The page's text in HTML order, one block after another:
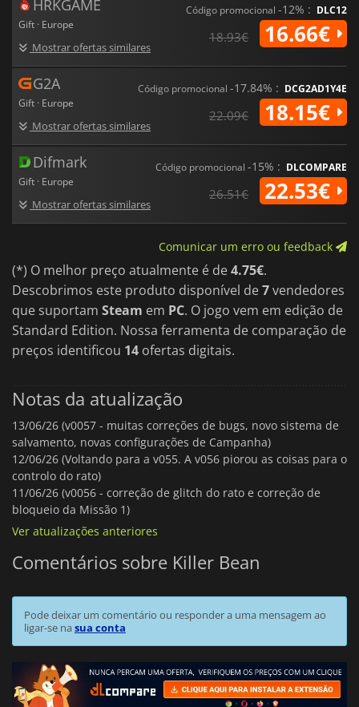
HRKGAME
Gift · Europe
Mostrar ofertas similares
Código promocional -12% : DLC12
18.93€ 16.66€
G2A
Gift · Europe
Mostrar ofertas similares
Código promocional -17.84% : DCG2AD1Y4E
22.09€ 18.15€
Difmark
Gift · Europe
Mostrar ofertas similares
Código promocional -15% : DLCOMPARE
26.51€ 22.53€
Comunicar um erro ou feedback
(*) O melhor preço atualmente é de4.75€.
Descobrimos este produto disponível de7vendedores
que suportam Steam em PC. O jogo vem em edição de
Standard Edition. Nossa ferramenta de comparação de
preços identificou 14 ofertas digitais.
Notas da atualização
13/06/26 (v0057 - muitas correções de bugs, novo sistema de
salvamento, novas configurações de Campanha)
12/06/26 (Voltando para a v055. A v056 piorou as coisas para o
controlo do rato)
11/06/26 (v0056 - correção de glitch do rato e correção de
bloqueio da Missão 1)
Ver atualizações anteriores
Comentários sobre Killer Bean
Pode deixar um comentário ou responder a uma mensagem ao
ligar-se nasua conta